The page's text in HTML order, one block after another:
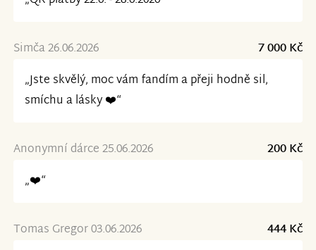
Simča 26.06.2026
7 000 Kč
„Jste skvělý, moc vám fandím a přeji hodně sil,
smíchu a lásky ❤️“
Anonymní dárce 25.06.2026
200 Kč
„❤️“
Tomas Gregor 03.06.2026
444 Kč